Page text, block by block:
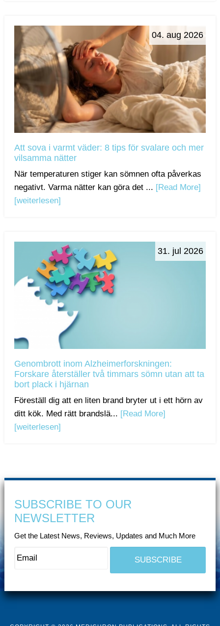
04. aug 2026
Att sova i varmt väder: 8 tips för svalare och mer
vilsamma nätter
När temperaturen stiger kan sömnen ofta påverkas
negativt. Varma nätter kan göra det ... [Read More]
[weiterlesen]
31. jul 2026
Genombrott inom Alzheimerforskningen:
Forskare återställer två timmars sömn utan att ta
bort plack i hjärnan
Föreställ dig att en liten brand bryter ut i ett hörn av
ditt kök. Med rätt brandslä... [Read More]
[weiterlesen]
SUBSCRIBE TO OUR
NEWSLETTER
Get the Latest News, Reviews, Updates and Much More